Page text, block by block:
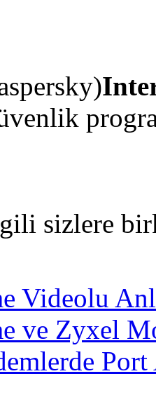
sizlere
Videolu
ve Zyxel
Port